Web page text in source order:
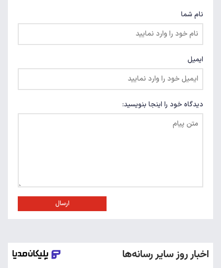
نام شما
ایمیل
دیدگاه خود را اینجا بنویسید:
ارسال